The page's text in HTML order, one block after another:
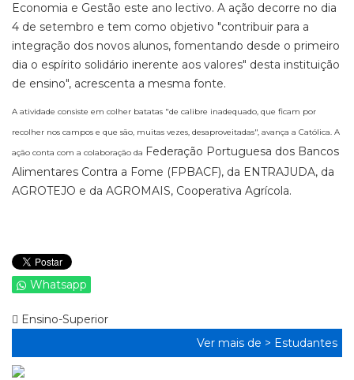
Economia e Gestão este ano lectivo. A ação decorre no dia
4 de setembro e tem como objetivo "contribuir para a
integração dos novos alunos, fomentando desde o primeiro
dia o espírito solidário inerente aos valores" desta instituição
de ensino", acrescenta a mesma fonte.
A atividade consiste em colher batatas "de calibre inadequado, que ficam por
recolher nos campos e que são, muitas vezes, desaproveitadas", avança a Católica. A
ação conta com a colaboração da Federação Portuguesa dos Bancos
Alimentares Contra a Fome (FPBACF), da ENTRAJUDA, da
AGROTEJO e da AGROMAIS, Cooperativa Agrícola.
Whatsapp
Ensino-Superior
Ver mais de > Estudantes